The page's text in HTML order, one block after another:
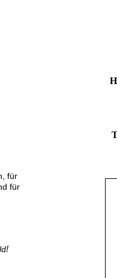
für
für
!